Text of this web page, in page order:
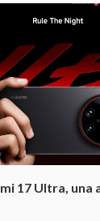
17 Ultra, una